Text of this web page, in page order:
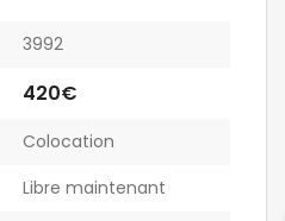
3992
420€
Colocation
Libre maintenant